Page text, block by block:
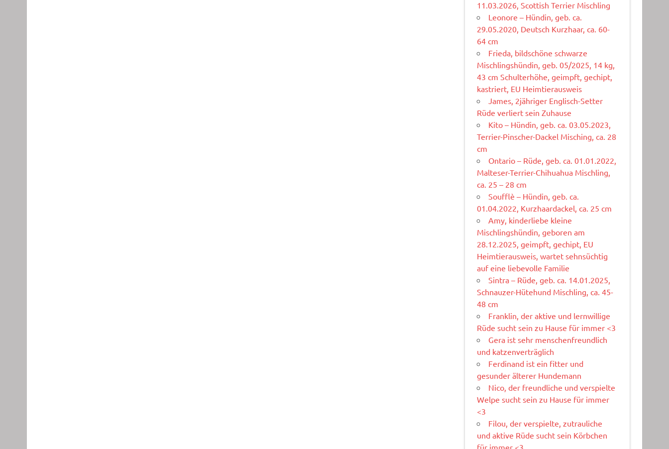
11.03.2026, Scottish Terrier Mischling
Leonore – Hündin, geb. ca.
29.05.2020, Deutsch Kurzhaar, ca. 60-
64 cm
Frieda, bildschöne schwarze
Mischlingshündin, geb. 05/2025, 14 kg,
43 cm Schulterhöhe, geimpft, gechipt,
kastriert, EU Heimtierausweis
James, 2jähriger Englisch-Setter
Rüde verliert sein Zuhause
Kito – Hündin, geb. ca. 03.05.2023,
Terrier-Pinscher-Dackel Misching, ca. 28
cm
Ontario – Rüde, geb. ca. 01.01.2022,
Malteser-Terrier-Chihuahua Mischling,
ca. 25 – 28 cm
Soufflè – Hündin, geb. ca.
01.04.2022, Kurzhaardackel, ca. 25 cm
Amy, kinderliebe kleine
Mischlingshündin, geboren am
28.12.2025, geimpft, gechipt, EU
Heimtierausweis, wartet sehnsüchtig
auf eine liebevolle Familie
Sintra – Rüde, geb. ca. 14.01.2025,
Schnauzer-Hütehund Mischling, ca. 45-
48 cm
Franklin, der aktive und lernwillige
Rüde sucht sein zu Hause für immer <3
Gera ist sehr menschenfreundlich
und katzenverträglich
Ferdinand ist ein fitter und
gesunder älterer Hundemann
Nico, der freundliche und verspielte
Welpe sucht sein zu Hause für immer
<3
Filou, der verspielte, zutrauliche
und aktive Rüde sucht sein Körbchen